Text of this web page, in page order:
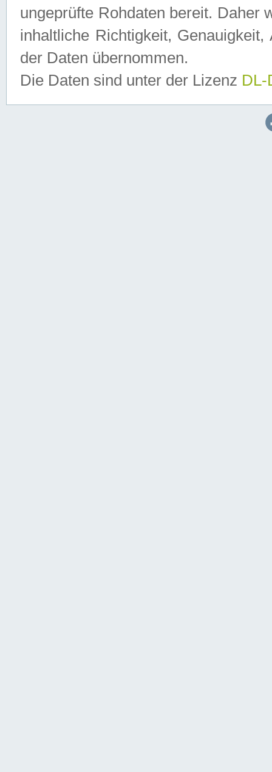
ungeprüfte Rohdaten bereit. Daher
inhaltliche Richtigkeit,
der Daten übernommen.
Die Daten sind unter der Lizenz